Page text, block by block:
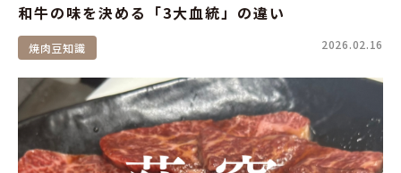
和牛の味を決める「3大血統」の違い
焼肉豆知識 2026.02.16